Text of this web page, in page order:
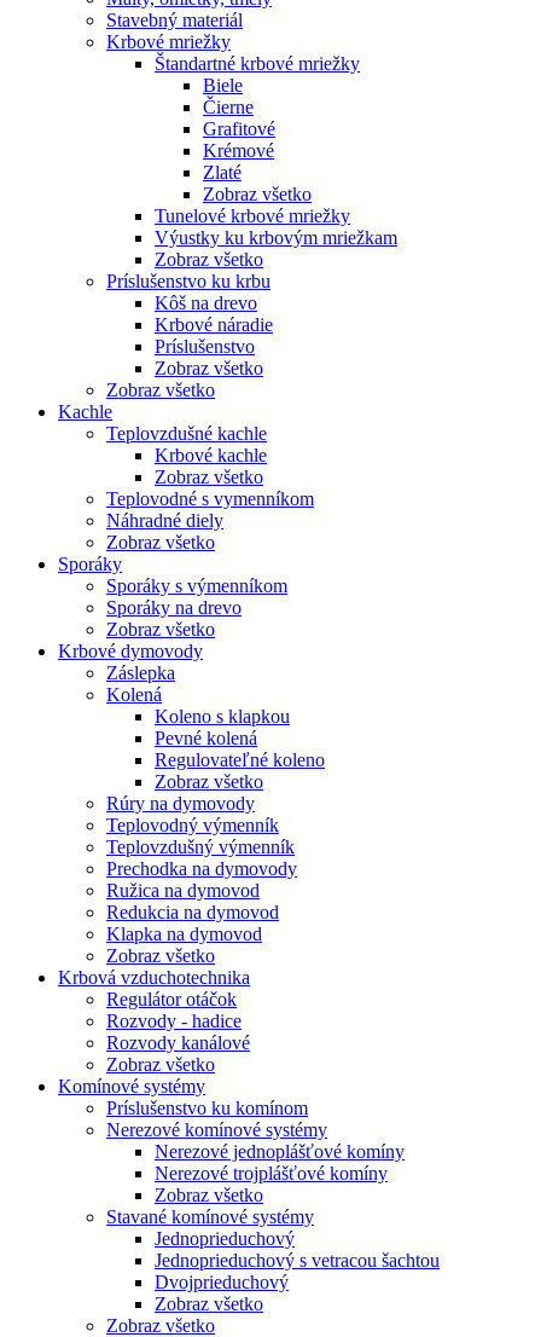
Stavebný materiál
Krbové mriežky
Štandartné krbové mriežky
Biele
Čierne
Grafitové
Krémové
Zlaté
Zobraz všetko
Tunelové krbové mriežky
Výustky ku krbovým mriežkam
Zobraz všetko
Príslušenstvo ku krbu
Kôš na drevo
Krbové náradie
Príslušenstvo
Zobraz všetko
Zobraz všetko
Kachle
Teplovzdušné kachle
Krbové kachle
Zobraz všetko
Teplovodné s vymenníkom
Náhradné diely
Zobraz všetko
Sporáky
Sporáky s výmenníkom
Sporáky na drevo
Zobraz všetko
Krbové dymovody
Záslepka
Kolená
Koleno s klapkou
Pevné kolená
Regulovateľné koleno
Zobraz všetko
Rúry na dymovody
Teplovodný výmenník
Teplovzdušný výmenník
Prechodka na dymovody
Ružica na dymovod
Redukcia na dymovod
Klapka na dymovod
Zobraz všetko
Krbová vzduchotechnika
Regulátor otáčok
Rozvody - hadice
Rozvody kanálové
Zobraz všetko
Komínové systémy
Príslušenstvo ku komínom
Nerezové komínové systémy
Nerezové jednoplášťové komíny
Nerezové trojplášťové komíny
Zobraz všetko
Stavané komínové systémy
Jednoprieduchový
Jednoprieduchový s vetracou šachtou
Dvojprieduchový
Zobraz všetko
Zobraz všetko